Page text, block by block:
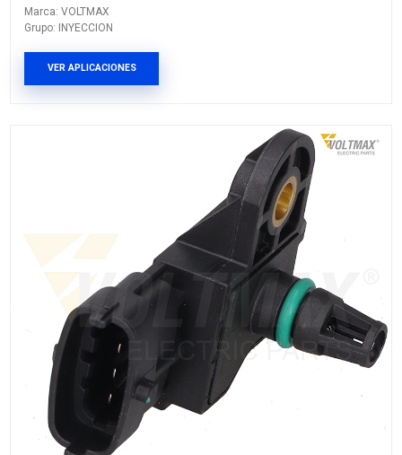
MAP-18000
SENSOR MULTIPLE ADMISION
Marca: VOLTMAX
Grupo: INYECCION
VER APLICACIONES